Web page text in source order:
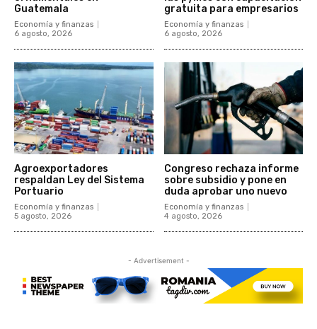
Guatemala
Economía y finanzas
6 agosto, 2026
gratuita para empresarios
Economía y finanzas
6 agosto, 2026
Agroexportadores
respaldan Ley del Sistema
Portuario
Economía y finanzas
5 agosto, 2026
Congreso rechaza informe
sobre subsidio y pone en
duda aprobar uno nuevo
Economía y finanzas
4 agosto, 2026
- Advertisement -